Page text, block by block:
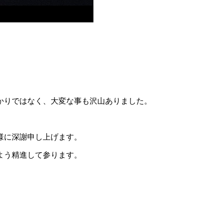
ではなく、大変な事も沢山ありました。
深謝申し上げます。
精進して参ります。